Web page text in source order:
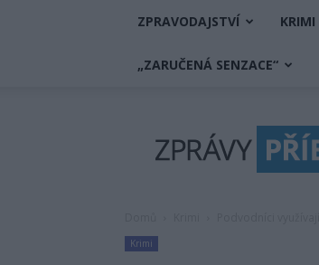
ZPRAVODAJSTVÍ KRIMI
„ZARUČENÁ SENZACE“
Příbram
Krimi